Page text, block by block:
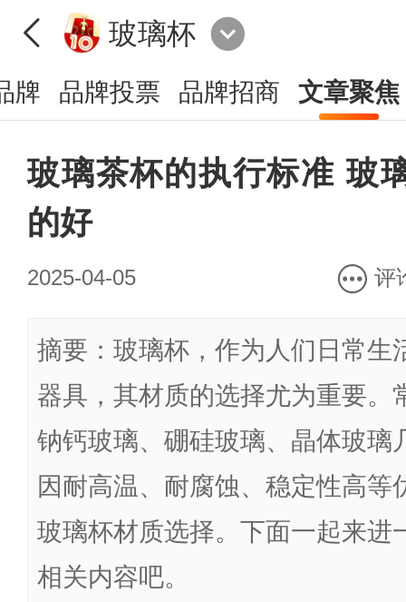
玻璃杯
牌 品牌投票 品牌招商 文章聚焦
玻璃茶杯的执行标准 玻
的好
2025-04-05 评
摘要：玻璃杯，作为人们日常生
器具，其材质的选择尤为重要。
钠钙玻璃、硼硅玻璃、晶体玻璃
因耐高温、耐腐蚀、稳定性高等
玻璃杯材质选择。下面一起来进
相关内容吧。